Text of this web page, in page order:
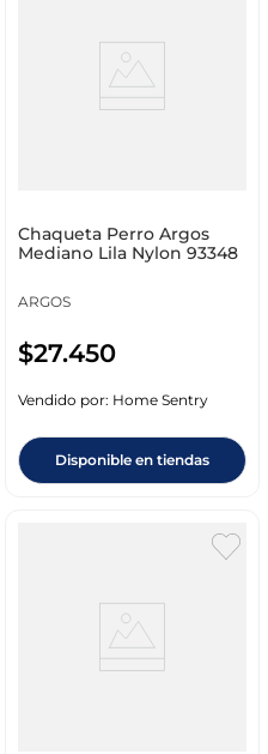
Chaqueta Perro Argos
Mediano Lila Nylon 93348
ARGOS
$27.450
Vendido por: Home Sentry
Disponible en tiendas